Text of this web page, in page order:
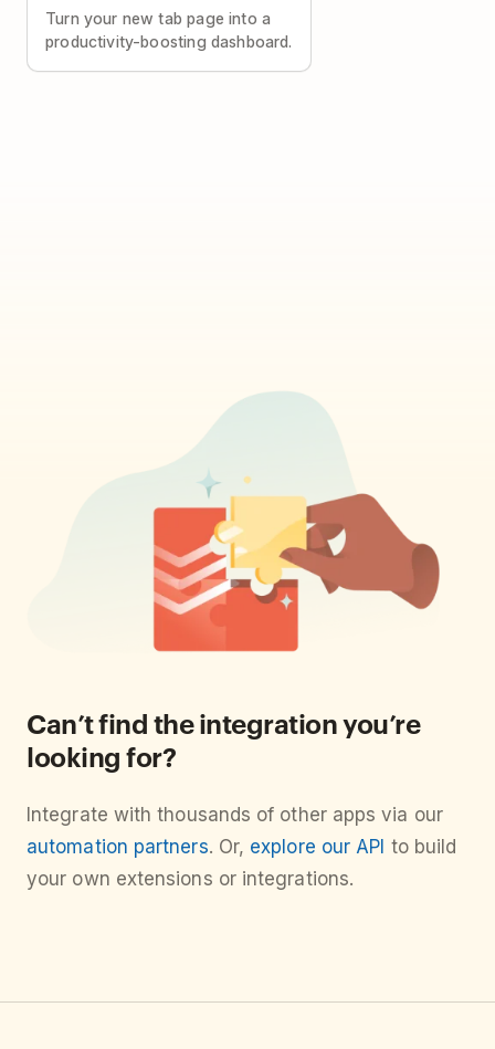
Turn your new tab page into a
productivity-boosting dashboard.
Can’t find the integration you’re
looking for?
Integrate with thousands of other apps via our
automation partners. Or, explore our API to build
your own extensions or integrations.